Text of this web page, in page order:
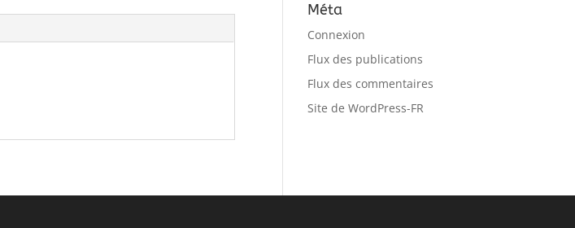
Méta
Connexion
Flux des publications
Flux des commentaires
Site de WordPress-FR